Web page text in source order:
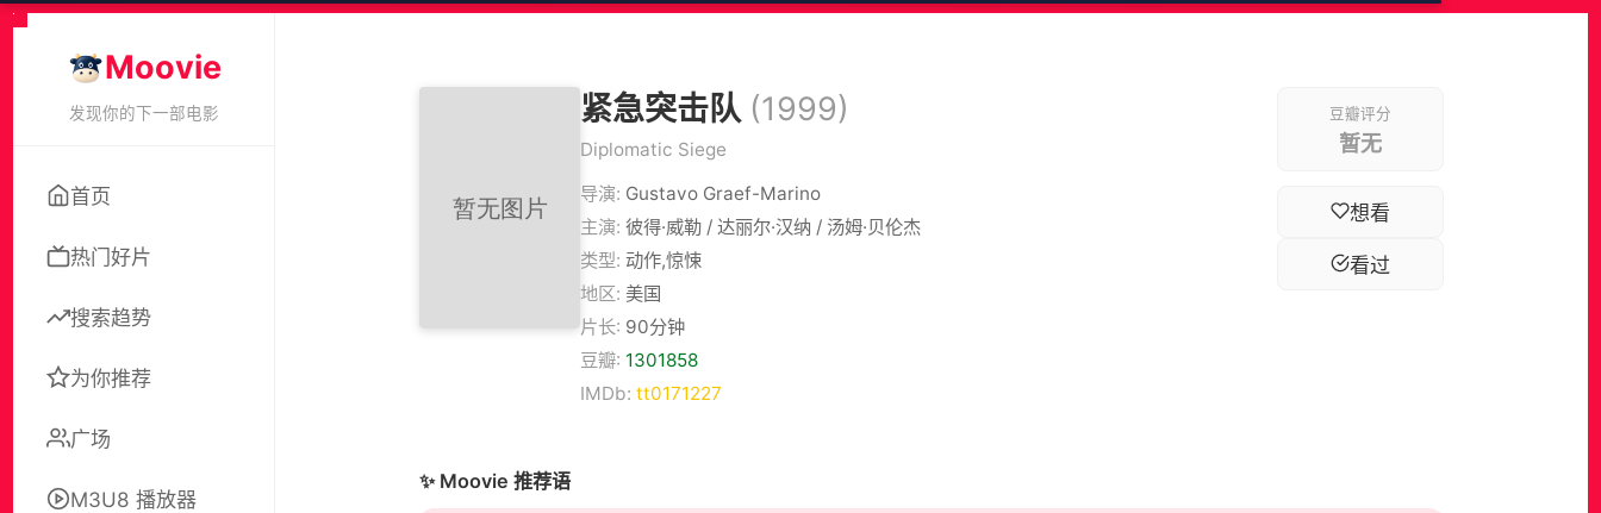
Moovie
发现你的下一部电影
首页
热门好片
搜索趋势
为你推荐
广场
M3U8 播放器
紧急突击队 (1999)
Diplomatic Siege
导演: Gustavo Graef-Marino
主演: 彼得·威勒 / 达丽尔·汉纳 / 汤姆·贝伦杰
类型: 动作,惊悚
地区: 美国
片长: 90分钟
豆瓣: 1301858
IMDb: tt0171227
豆瓣评分
暂无
想看
看过
✨ Moovie 推荐语